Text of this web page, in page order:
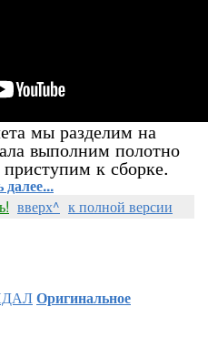
мы разделим на
выполним полотно
к сборке.
далее...
вверх^ к полной версии
Оригинальное